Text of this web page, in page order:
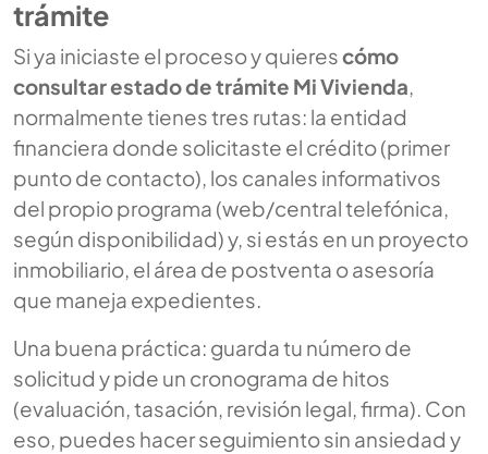
trámite
Si ya iniciaste el proceso y quierescómo
consultar estado de trámite Mi Vivienda,
normalmente tienes tres rutas: la entidad
financiera donde solicitaste el crédito (primer
punto de contacto), los canales informativos
del propio programa (web/central telefónica,
según disponibilidad) y, si estás en un proyecto
inmobiliario, el área de postventa o asesoría
que maneja expedientes.
Una buena práctica: guarda tu número de
solicitud y pide un cronograma de hitos
(evaluación, tasación, revisión legal, firma). Con
eso, puedes hacer seguimiento sin ansiedad y